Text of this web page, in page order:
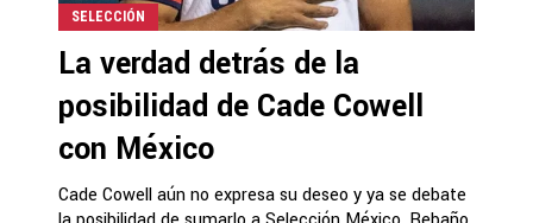
SELECCIÓN
La verdad detrás de la
posibilidad de Cade Cowell
con México
Cade Cowell aún no expresa su deseo y ya se debate